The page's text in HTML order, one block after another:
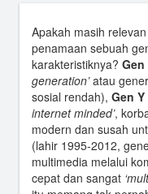
Apakah masih
penamaan sebuah
karakteristiknya? Gen
generation’atau
sosial rendah), Gen Y
internet minded’,
modern dan susah
(lahir 1995-2012,
multimedia melalui
cepat dan sangat